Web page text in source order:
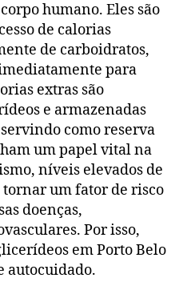
humano. Eles são
de calorias
de carboidratos,
para
extras são
e armazenadas
como reserva
um papel vital na
níveis elevados de
um fator de risco
doenças,
Por isso,
em Porto Belo
autocuidado.